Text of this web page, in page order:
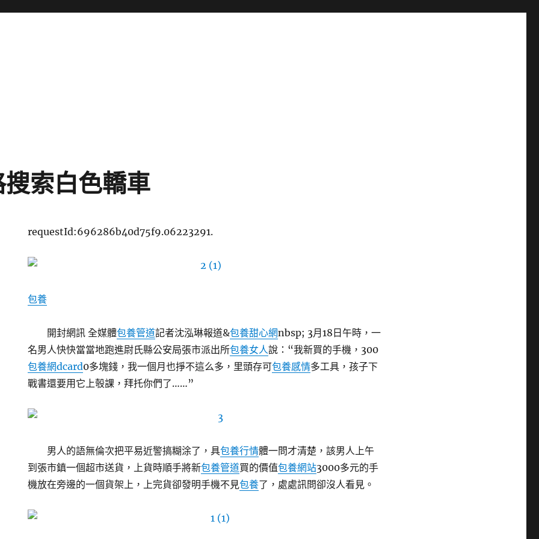
索白色轎車
requestId:696286b40d75f9.06223291.
包養
開封網訊 全媒體包養管道記者沈泓琳報道&包養甜心網nbsp; 3月18日午時，一
名男人快快當當地跑進尉氏縣公安局張市派出所包養女人說：“我新買的手機，300
包養網dcard0多塊錢，我一個月也掙不這么多，里頭存可包養感情多工具，孩子下
戰書還要用它上彀課，拜托你們了……”
男人的語無倫次把平易近警搞糊涂了，具包養行情體一問才清楚，該男人上午
到張市鎮一個超市送貨，上貨時順手將新包養管道買的價值包養網站3000多元的手
機放在旁邊的一個貨架上，上完貨卻發明手機不見包養了，處處訊問卻沒人看見。